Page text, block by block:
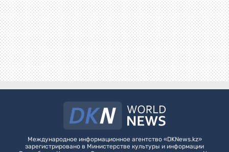
Международное информационное агентство «DKNews.kz»
зарегистрировано в Министерстве культуры и информации